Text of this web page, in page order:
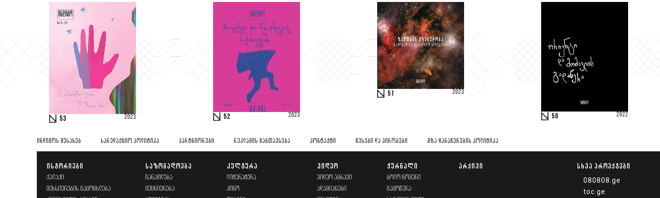
53 2023 52 2023
51 2023
50 2022
ᲘᲜᲓᲘᲒᲝᲡ ᲨᲔᲡᲐᲮᲔᲑ ᲡᲐᲠᲔᲓᲐᲥᲪᲘᲝ ᲞᲝᲚᲘᲢᲘᲙᲐ ᲞᲐᲠᲢᲜᲘᲝᲠᲔᲑᲘ ᲠᲔᲙᲚᲐᲛᲘᲡ ᲒᲐᲜᲗᲐᲕᲡᲔᲑᲐ ᲙᲝᲜᲢᲐᲥᲢᲘ ᲬᲔᲡᲔᲑᲘ ᲓᲐ ᲞᲘᲠᲝᲑᲔᲑᲘ ᲛᲖᲐ ᲩᲐᲜᲐᲬᲔᲠᲔᲑᲘᲡ ᲞᲝᲚᲘᲢᲘᲙᲐ
ᲘᲡᲢᲝᲠᲘᲔᲑᲘ
ᲥᲐᲚᲐᲥᲘ
ᲛᲔᲮᲡᲘᲔᲠᲔᲑᲘᲡ ᲒᲐᲪᲝᲪᲮᲚᲔᲑᲐ
ᲡᲐᲖᲝᲒᲐᲓᲝᲔᲑᲐ
ᲒᲐᲜᲐᲗᲚᲔᲑᲐ
ᲛᲔᲪᲜᲘᲔᲠᲔᲑᲐ
ᲙᲣᲚᲢᲣᲠᲐ
ᲚᲘᲢᲔᲠᲐᲢᲣᲠᲐ
ᲙᲘᲜᲝ
ᲕᲘᲓᲔᲝ
ᲕᲘᲓᲔᲝ ᲐᲛᲑᲐᲕᲘ
ᲐᲓᲐᲛᲘᲐᲜᲔᲑᲘ
ᲟᲣᲠᲜᲐᲚᲘ
ᲑᲝᲚᲝ ᲜᲝᲛᲔᲠᲘ
ᲒᲐᲛᲝᲬᲔᲠᲐ
ᲐᲠᲥᲘᲕᲘ ᲡᲮᲕᲐ ᲞᲠᲝᲔᲥᲢᲔᲑᲘ
080808.ge
toc.ge